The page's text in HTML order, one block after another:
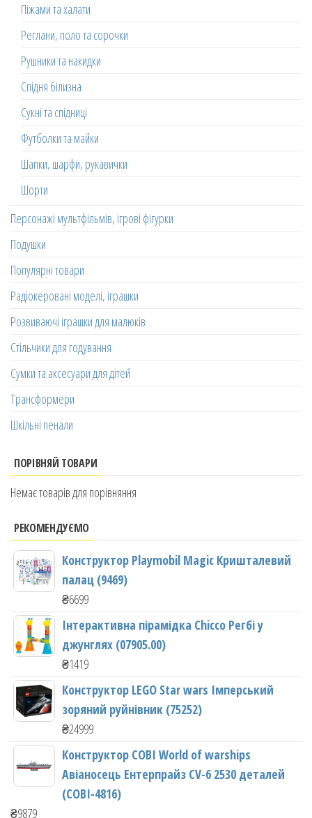
Піжами та халати
Реглани, поло та сорочки
Рушники та накидки
Спідня білизна
Сукні та спідниці
Футболки та майки
Шапки, шарфи, рукавички
Шорти
Персонажі мультфільмів, ігрові фігурки
Подушки
Популярні товари
Радіокеровані моделі, іграшки
Розвиваючі іграшки для малюків
Стільчики для годування
Сумки та аксесуари для дітей
Трансформери
Шкільні пенали
ПОРІВНЯЙ ТОВАРИ
Немає товарів для порівняння
РЕКОМЕНДУЄМО
Конструктор Playmobil Magic Кришталевий
палац (9469)
₴6699
Інтерактивна пірамідка Chicco Регбі у
джунглях (07905.00)
₴1419
Конструктор LEGO Star wars Імперський
зоряний руйнівник (75252)
₴24999
Конструктор COBI World of warships
Авіаносець Ентерпрайз CV-6 2530 деталей
(COBI-4816)
₴9879